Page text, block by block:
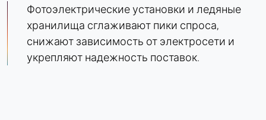
Фотоэлектрические установки и ледяные
хранилища сглаживают пики спроса,
снижают зависимость от электросети и
укрепляют надежность поставок.